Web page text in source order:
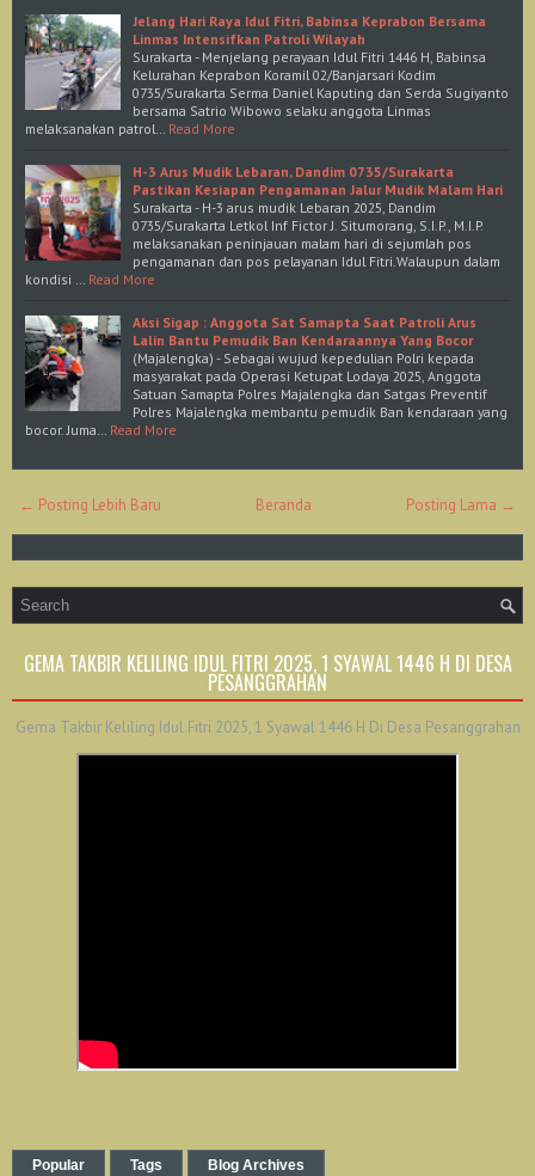
Jelang Hari Raya Idul Fitri, Babinsa Keprabon Bersama
Linmas Intensifkan Patroli Wilayah
Surakarta - Menjelang perayaan Idul Fitri 1446 H, Babinsa
Kelurahan Keprabon Koramil 02/Banjarsari Kodim
0735/Surakarta Serma Daniel Kaputing dan Serda Sugiyanto
bersama Satrio Wibowo selaku anggota Linmas
melaksanakan patrol… Read More
H-3 Arus Mudik Lebaran, Dandim 0735/Surakarta
Pastikan Kesiapan Pengamanan Jalur Mudik Malam Hari
Surakarta - H-3 arus mudik Lebaran 2025, Dandim
0735/Surakarta Letkol Inf Fictor J. Situmorang, S.I.P., M.I.P.
melaksanakan peninjauan malam hari di sejumlah pos
pengamanan dan pos pelayanan Idul Fitri.Walaupun dalam
kondisi … Read More
Aksi Sigap : Anggota Sat Samapta Saat Patroli Arus
Lalin Bantu Pemudik Ban Kendaraannya Yang Bocor
(Majalengka) - Sebagai wujud kepedulian Polri kepada
masyarakat pada Operasi Ketupat Lodaya 2025, Anggota
Satuan Samapta Polres Majalengka dan Satgas Preventif
Polres Majalengka membantu pemudik Ban kendaraan yang
bocor. Juma… Read More
← Posting Lebih Baru Posting Lama →
Beranda
GEMA TAKBIR KELILING IDUL FITRI 2025, 1 SYAWAL 1446 H DI DESA
PESANGGRAHAN
Gema Takbir Keliling Idul Fitri 2025, 1 Syawal 1446 H Di Desa Pesanggrahan
Popular Tags Blog Archives